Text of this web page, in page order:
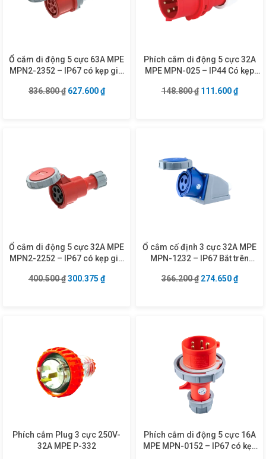
Ổ cắm di động 5 cực 63A MPE
MPN2-2352 – IP67 có kẹp giữ
836.800₫ Giá gốc là: 836.800 ₫.
627.600₫Giá hiện tại là: 627.600 ₫.
Phích cắm di động 5 cực 32A
MPE MPN-025 – IP44 Có kẹp
148.800₫ Giá gốc là:
111.600₫Giá
Ổ cắm di động 5 cực 32A MPE
MPN2-2252 – IP67 có kẹp giữ
400.500₫ Giá gốc là: 400.500 ₫.
300.375 ₫Giá hiện tại là: 300.375 ₫.
Ổ cắm cố định 3 cực 32A MPE
MPN-1232 – IP67 Bắt trên
366.200₫ Giá gốc là:
274.650₫Giá
Phích cắm Plug 3 cực 250V-
32A MPE P-332
Phích cắm di động 5 cực 16A
MPE MPN-0152 – IP67 có kẹp